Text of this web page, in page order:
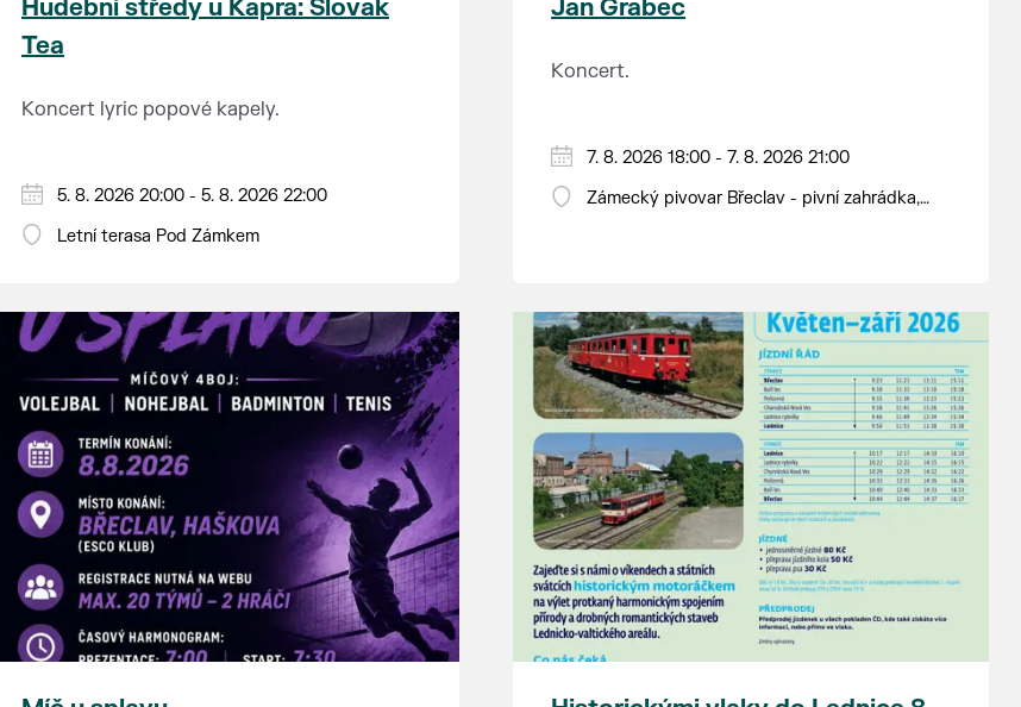
Hudební středy u Kapra: Slovak
Tea
Koncert lyric popové kapely.
5. 8. 2026 20:00 - 5. 8. 2026 22:00
Letní terasa Pod Zámkem
Jan Grabec
Koncert.
7. 8. 2026 18:00 - 7. 8. 2026 21:00
Zámecký pivovar Břeclav - pivní zahrádka,